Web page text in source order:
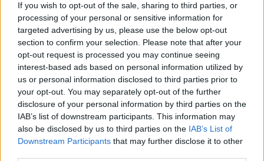
If you wish to opt-out of the sale, sharing to third parties, or
processing of your personal or sensitive information for
targeted advertising by us, please use the below opt-out
section to confirm your selection. Please note that after your
opt-out request is processed you may continue seeing
interest-based ads based on personal information utilized by
us or personal information disclosed to third parties prior to
your opt-out. You may separately opt-out of the further
disclosure of your personal information by third parties on the
IAB’s list of downstream participants. This information may
also be disclosed by us to third parties on the IAB’s List of
Downstream Participants that may further disclose it to other
Elmúlt már 18 éves?Ezen az oldalon felnőtt tartalom
található!
Igen
Nem
Betegségek
Alkohol és alvás: így hat az italozgatás az
alvási ciklusra
Alkohol és alvás: így hat az
italozgatás az alvási ciklusra